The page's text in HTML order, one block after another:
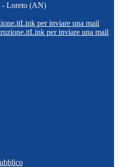
- Loreto (AN)
Link per inviare una mail
Link per inviare una mail